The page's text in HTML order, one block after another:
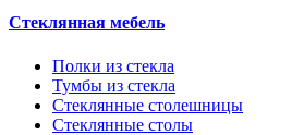
Стеклянная мебель
Полки из стекла
Тумбы из стекла
Стеклянные столешницы
Стеклянные столы